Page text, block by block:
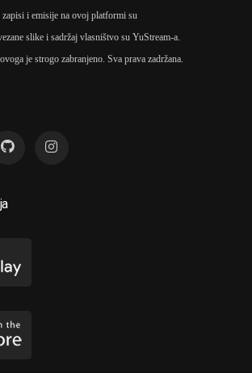
i emisije na ovoj platformi su
slike i sadržaj vlasništvo su YuStream-a.
je strogo zabranjeno. Sva prava zadržana.